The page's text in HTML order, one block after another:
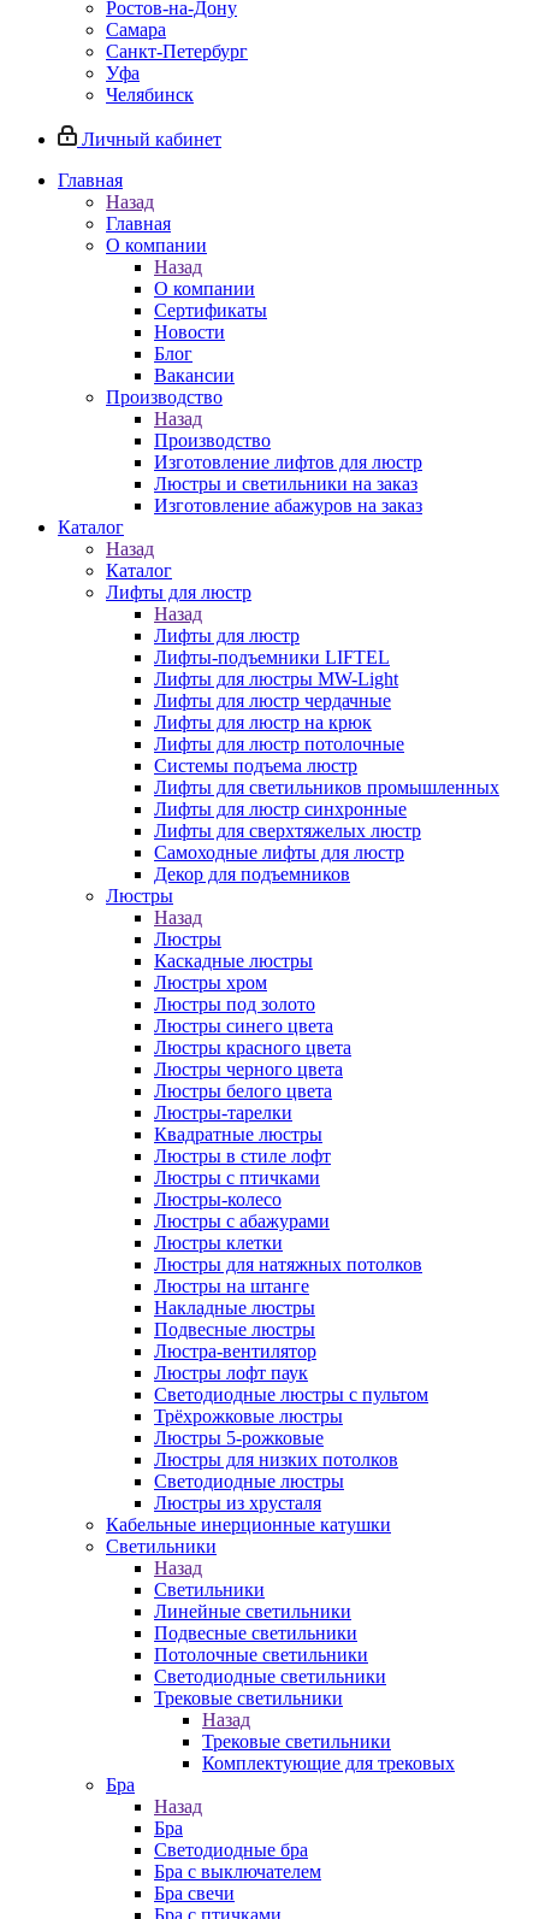
Ростов-на-Дону
Самара
Санкт-Петербург
Уфа
Челябинск
Личный кабинет
Главная
Назад
Главная
О компании
Назад
О компании
Сертификаты
Новости
Блог
Вакансии
Производство
Назад
Производство
Изготовление лифтов для люстр
Люстры и светильники на заказ
Изготовление абажуров на заказ
Каталог
Назад
Каталог
Лифты для люстр
Назад
Лифты для люстр
Лифты-подъемники LIFTEL
Лифты для люстры MW-Light
Лифты для люстр чердачные
Лифты для люстр на крюк
Лифты для люстр потолочные
Системы подъема люстр
Лифты для светильников промышленных
Лифты для люстр синхронные
Лифты для сверхтяжелых люстр
Самоходные лифты для люстр
Декор для подъемников
Люстры
Назад
Люстры
Каскадные люстры
Люстры хром
Люстры под золото
Люстры синего цвета
Люстры красного цвета
Люстры черного цвета
Люстры белого цвета
Люстры-тарелки
Квадратные люстры
Люстры в стиле лофт
Люстры с птичками
Люстры-колесо
Люстры с абажурами
Люстры клетки
Люстры для натяжных потолков
Люстры на штанге
Накладные люстры
Подвесные люстры
Люстра-вентилятор
Люстры лофт паук
Светодиодные люстры с пультом
Трёхрожковые люстры
Люстры 5-рожковые
Люстры для низких потолков
Cветодиодные люстры
Люстры из хрусталя
Кабельные инерционные катушки
Светильники
Назад
Светильники
Линейные светильники
Подвесные светильники
Потолочные светильники
Светодиодные светильники
Трековые светильники
Назад
Трековые светильники
Комплектующие для трековых
Бра
Назад
Бра
Светодиодные бра
Бра с выключателем
Бра свечи
Бра с птичками